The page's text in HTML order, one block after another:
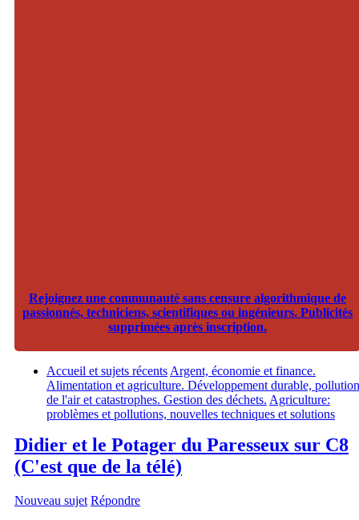
Rejoignez une communauté sans censure algorithmique de
passionnés, techniciens, scientifiques ou ingénieurs. Publicités
supprimées après inscription.
Accueil et sujets récentsArgent, économie et finance.
Alimentation et agriculture. Développement durable, pollution
de l'air et catastrophes. Gestion des déchets. Agriculture:
problèmes et pollutions, nouvelles techniques et solutions
Didier et le Potager du Paresseux sur C8
(C'est que de la télé)
Nouveau sujet Répondre